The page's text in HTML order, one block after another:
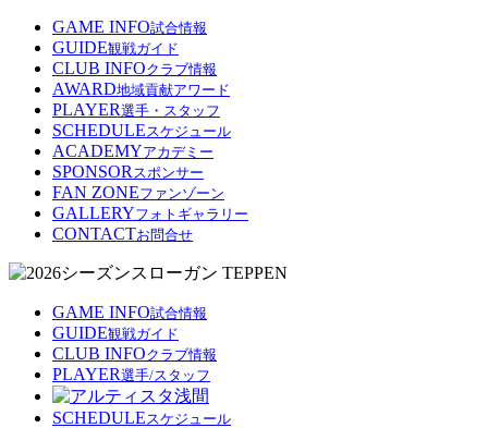
GAME INFO試合情報
GUIDE観戦ガイド
CLUB INFOクラブ情報
AWARD地域貢献アワード
PLAYER選手・スタッフ
SCHEDULEスケジュール
ACADEMYアカデミー
SPONSOR スポンサー
FAN ZONEファンゾーン
GALLERYフォトギャラリー
CONTACTお問合せ
GAME INFO試合情報
GUIDE観戦ガイド
CLUB INFOクラブ情報
PLAYER選手/スタッフ
SCHEDULEスケジュール